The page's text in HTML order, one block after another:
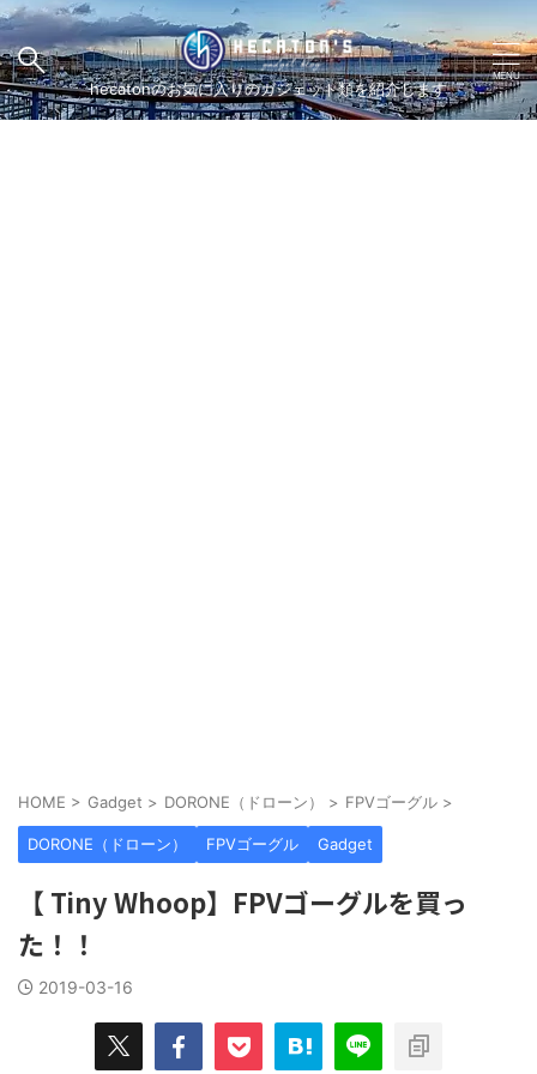
hecatonのお気に入りのガジェット類を紹介します
HOME > Gadget > DORONE（ドローン） > FPVゴーグル >
DORONE（ドローン） FPVゴーグル Gadget
【 Tiny Whoop】FPVゴーグルを買っ
た！！
2019-03-16